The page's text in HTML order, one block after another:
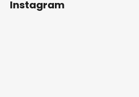
Instagram